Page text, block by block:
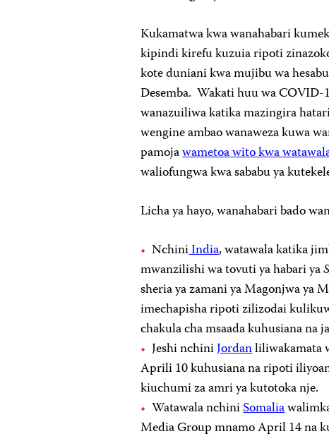
Kukamatwa kwa wanahabari
kipindi kirefu kuzuia ripoti
kote duniani kwa mujibu wa
Desemba. Wakati huu wa
wanazuiliwa katika mazingira
wengine ambao wanaweza kuwa
pamojawametoa wito kwa
waliofungwa kwa sababu ya
Licha ya hayo, wanahabari bado
NchiniIndia, watawala katika
mwanzilishi wa tovuti ya habari ya
sheria ya zamani ya Magonjwa ya
imechapisha ripoti zilizodai
chakula cha msaada kuhusiana na
Jeshi nchiniJordanliliwakamata
Aprili 10 kuhusiana na ripoti
kiuchumi za amri ya kutotoka nje.
Watawala nchiniSomalia
Media Group mnamo April 14 na